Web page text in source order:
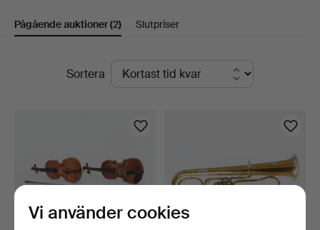
Auktionsverk
Pågående auktioner(2) Slutpriser
PågåendeSortera
Vi använder cookies